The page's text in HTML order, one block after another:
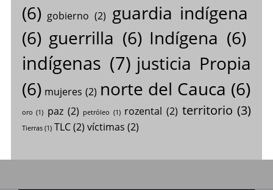
(6) gobierno (2) guardia indígena
(6) guerrilla (6) Indígena (6)
indígenas (7) justicia Propia
(6) mujeres (2) norte del Cauca (6)
oro (1) paz (2) petróleo (1) rozental (2) territorio (3)
Tierras(1) TLC(2) víctimas (2)